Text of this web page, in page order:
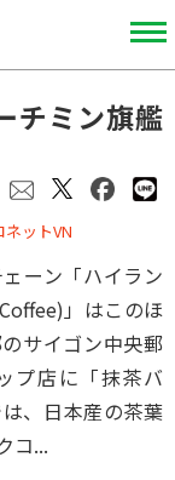
チミン旗艦
ットVN
ーン「ハイラン
」はこのほ
サイゴン中央郵
プ店に「抹茶バ
、日本産の茶葉
コ...